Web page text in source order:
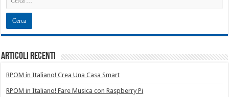
Articoli recenti
RPOM in Italiano! Crea Una Casa Smart
RPOM in Italiano! Fare Musica con Raspberry Pi